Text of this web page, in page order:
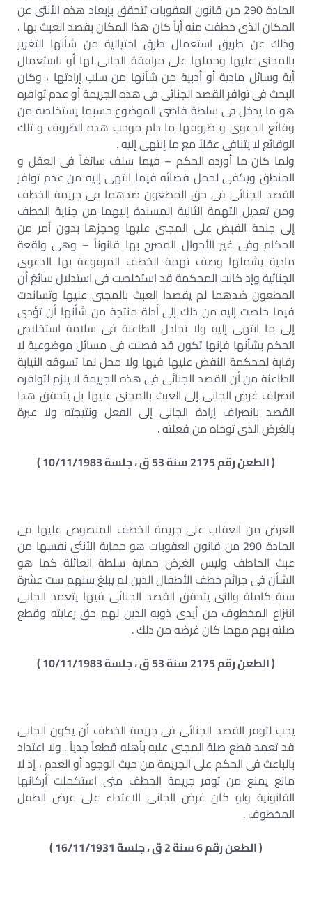
المادة 290 من قانون العقوبات تتحقق بإبعاد هذه الأنثى عن
المكان الذى خطفت منه أياً كان هذا المكان بقصد العبث بها ،
وذلك عن طريق استعمال طرق احتيالية من شأنها التغرير
بالمجنى عليها وحملها على مرافقة الجانى لها أو باستعمال
أية وسائل مادية أو أدبية من شأنها من سلب إرادتها ، وكان
البحث فى توافر القصد الجنائى فى هذه الجريمة أو عدم توافره
هو ما يدخل فى سلطة قاضى الموضوع حسبما يستخلصه من
وقائع الدعوى و ظروفها ما دام موجب هذه الظروف و تلك
الوقائع لا يتنافى عقلاً مع ما إنتهى إليه .
ولما كان ما أورده الحكم – فيما سلف سائغاً فى العقل و
المنطق ويكفى لحمل قضائه فيما انتهى إليه من عدم توافر
القصد الجنائى فى حق المطعون ضدهما فى جريمة الخطف
ومن تعديل التهمة الثانية المسندة إليهما من جناية الخطف
إلى جنحة القبض على المجنى عليها وحجزها بدون أمر من
الحكام وفى غير الأحوال المصرح بها قانوناً – وهى واقعة
مادية يشملها وصف تهمة الخطف المرفوعة بها الدعوى
الجنائية وإذ كانت المحكمة قد استخلصت فى استدلال سائغ أن
المطعون ضدهما لم يقصدا العبث بالمجنى عليها وتساندت
فيما خلصت إليه من ذلك إلى أدلة منتجة من شأنها أن تؤدى
إلى ما انتهى إليه ولا تجادل الطاعنة فى سلامة استخلاص
الحكم بشأنها فإنها تكون قد فصلت فى مسائل موضوعية لا
رقابة لمحكمة النقض عليها فيها ولا محل لما تسوقه النيابة
الطاعنة من أن القصد الجنائى فى هذه الجريمة لا يلزم لتوافره
انصراف غرض الجانى إلى العبث بالمجنى عليها بل يتحقق هذا
القصد بانصراف إرادة الجانى إلى الفعل ونتيجته ولا عبرة
بالغرض الذى توخاه من فعلته .
( الطعن رقم 2175 سنة 53 ق ، جلسة 10/11/1983 )
الغرض من العقاب على جريمة الخطف المنصوص عليها فى
المادة 290 من قانون العقوبات هو حماية الأنثى نفسها من
عبث الخاطف وليس الغرض حماية سلطة العائلة كما هو
الشأن فى جرائم خطف الأطفال الذين لم يبلغ سنهم ست عشرة
سنة كاملة والتى يتحقق القصد الجنائى فيها يتعمد الجانى
انتزاع المخطوف من أيدى ذويه الذين لهم حق رعايته وقطع
صلته بهم مهما كان غرضه من ذلك .
( الطعن رقم 2175 سنة 53 ق ، جلسة 10/11/1983 )
يجب لتوفر القصد الجنائى فى جريمة الخطف أن يكون الجانى
قد تعمد قطع صلة المجنى عليه بأهله قطعاً جدياً . ولا اعتداد
بالباعث فى الحكم على الجريمة من حيث الوجود أو العدم ، إذ لا
مانع يمنع من توفر جريمة الخطف متى استكملت أركانها
القانونية ولو كان غرض الجانى الاعتداء على عرض الطفل
المخطوف .
( الطعن رقم 6 سنة 2 ق ، جلسة 16/11/1931 )